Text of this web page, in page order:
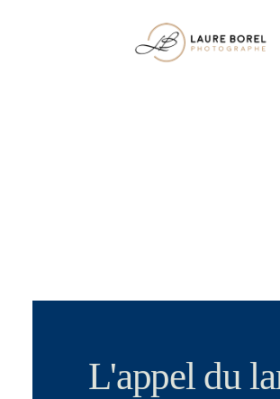
MARIAGES & SÉANCES
L'appel du